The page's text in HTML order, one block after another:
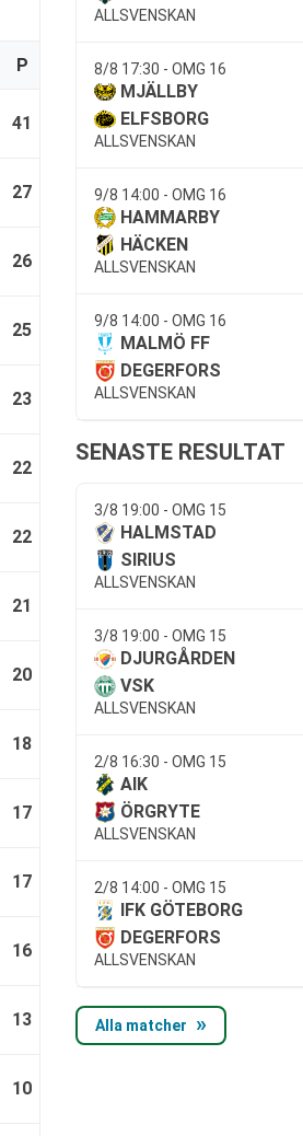
P
41
27
26
25
23
22
22
21
20
18
17
17
16
13
10
ALLSVENSKAN
8/8 17:30 - OMG 16
MJÄLLBY
ELFSBORG
ALLSVENSKAN
9/8 14:00 - OMG 16
HAMMARBY
HÄCKEN
ALLSVENSKAN
9/8 14:00 - OMG 16
MALMÖ FF
DEGERFORS
ALLSVENSKAN
SENASTE RESULTAT
3/8 19:00 - OMG 15
HALMSTAD
SIRIUS
ALLSVENSKAN
3/8 19:00 - OMG 15
DJURGÅRDEN
VSK
ALLSVENSKAN
2/8 16:30 - OMG 15
AIK
ÖRGRYTE
ALLSVENSKAN
2/8 14:00 - OMG 15
IFK GÖTEBORG
DEGERFORS
ALLSVENSKAN
Alla matcher